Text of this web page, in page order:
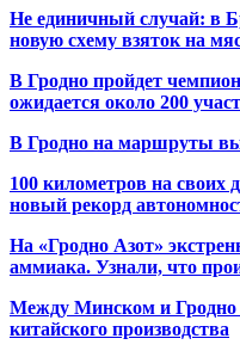
Не единичный случай: в
новую схему взяток на
В Гродно пройдет
ожидается около 200
В Гродно на маршруты
100 километров на своих
новый рекорд
На «Гродно Азот»
аммиака. Узнали, что
Между Минском и Гродно
китайского производства